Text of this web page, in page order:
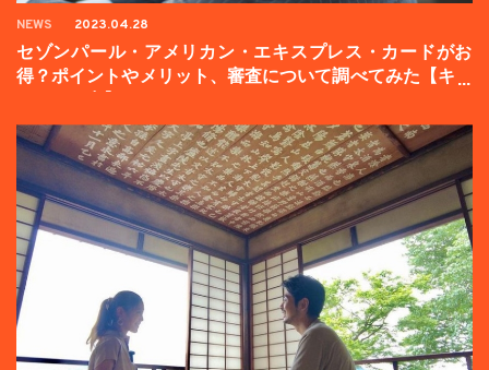
NEWS 2023.04.28
セゾンパール・アメリカン・エキスプレス・カードがお
得？ポイントやメリット、審査について調べてみた【キャ